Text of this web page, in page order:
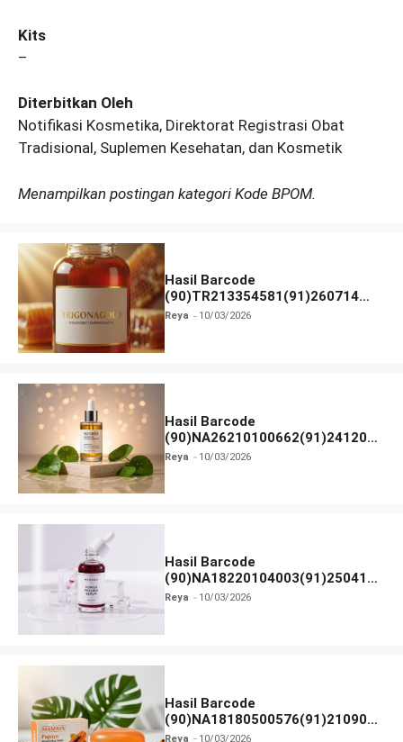
Kits
–
Diterbitkan Oleh
Notifikasi Kosmetika, Direktorat Registrasi Obat
Tradisional, Suplemen Kesehatan, dan Kosmetik
Menampilkan postingan kategori Kode BPOM.
Hasil Barcode
(90)TR213354581(91)260714
dan Izin BPOM
Reya 10/03/2026
Hasil Barcode
(90)NA26210100662(91)241203
dan Izin BPOM
Reya 10/03/2026
Hasil Barcode
(90)NA18220104003(91)250418
dan Izin BPOM
Reya 10/03/2026
Hasil Barcode
(90)NA18180500576(91)210906
dan Izin BPOM
Reya 10/03/2026